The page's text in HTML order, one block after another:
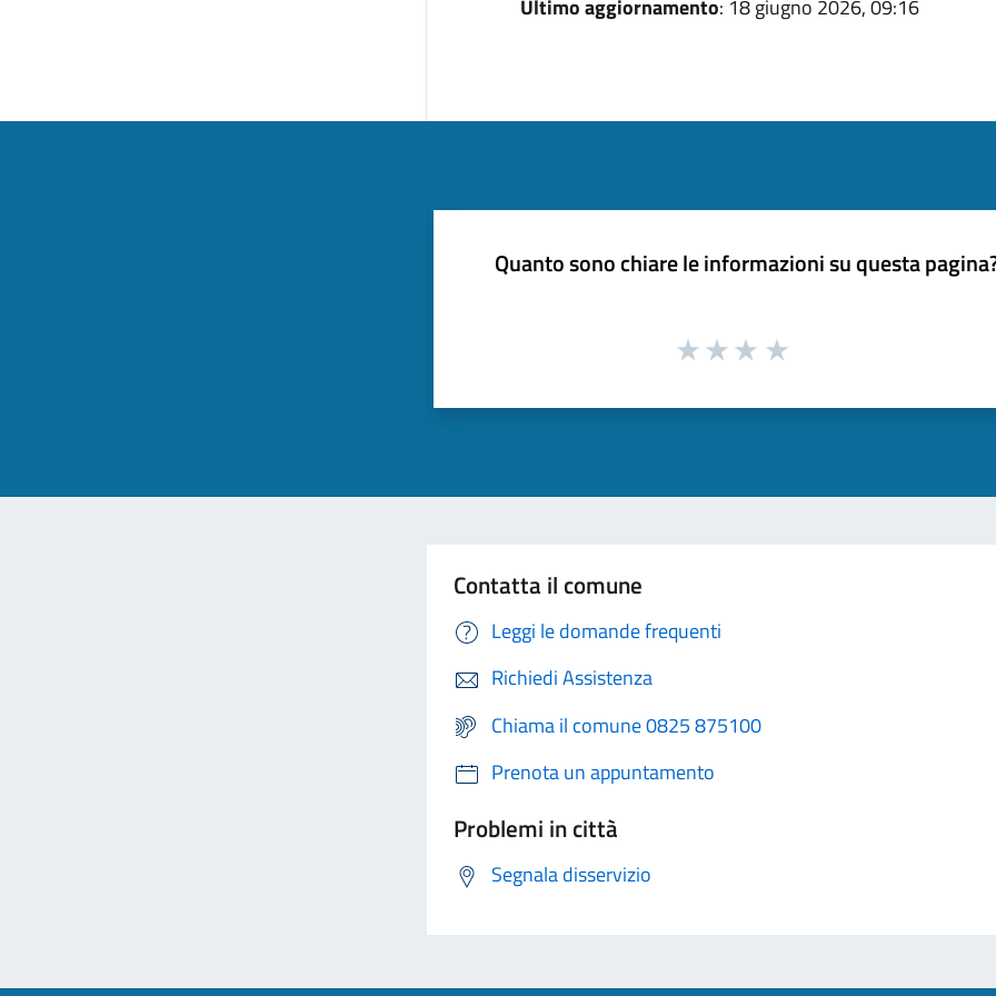
Ultimo aggiornamento: 18 giugno 2026, 09:16
Quanto sono chiare le informazioni su questa
Contatta il comune
Leggi le domande frequenti
Richiedi Assistenza
Chiama il comune 0825 875100
Prenota un appuntamento
Problemi in città
Segnala disservizio